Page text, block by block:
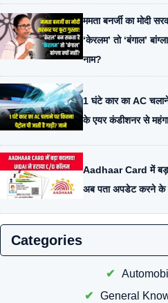
ममता बनर्जी का मोदी
‘केरलम’ तो ‘बंगाल’
नाम?
1 घंटे कार का AC चलाने
के एयर कंडीशनर से
Aadhaar Card में
अब पता अपडेट करने के
Categories
General